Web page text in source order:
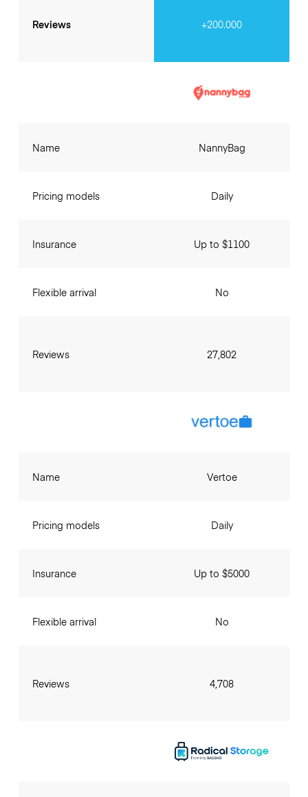
Reviews +200.000
Name
Pricing models
Insurance
Flexible arrival
Reviews
NannyBag
Daily
Up to $1100
No
27,802
Name
Pricing models
Insurance
Flexible arrival
Reviews
Vertoe
Daily
Up to $5000
No
4,708